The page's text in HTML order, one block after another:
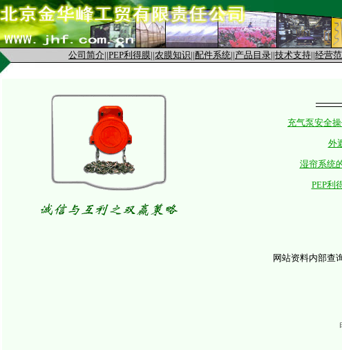
公司简介||PEP利得膜||农膜知识||配件系统||产品目录||技术支持||经营
充气泵安全
外
湿帘系统
PEP利
网站资料内部查